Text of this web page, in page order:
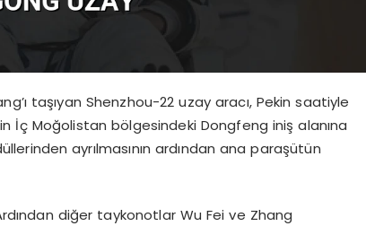
taşıyan Shenzhou-22 uzay aracı, Pekin saatiyle
İç Moğolistan bölgesindeki Dongfeng iniş alanına
ayrılmasının ardından ana paraşütün
diğer taykonotlar Wu Fei ve Zhang